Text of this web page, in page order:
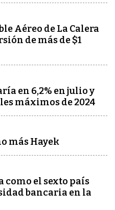
Aéreo de La Calera
de más de $1
en 6,2% en julio y
máximos de 2024
más Hayek
como el sexto país
bancaria en la